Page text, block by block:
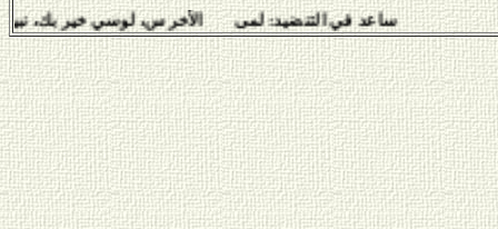
ساعد في التنضيد: لمى الأخرس، لوسي خير بك، نبيل سلامة،